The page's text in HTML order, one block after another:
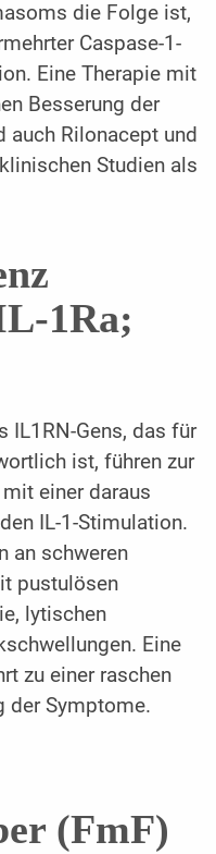
die Folge ist,
Caspase-1-
Eine Therapie mit
Besserung der
auch Rilonacept und
Studien als
1Ra;
IL1RN-Gens, das für
ist, führen zur
einer daraus
IL-1-Stimulation.
an schweren
pustulösen
lytischen
Eine
zu einer raschen
der Symptome.
(FmF)